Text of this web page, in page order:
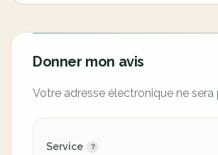
Donner mon avis
Votre adresse électronique ne sera
Service